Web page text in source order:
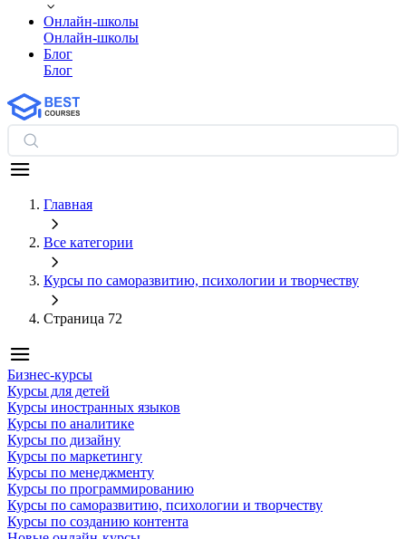
Онлайн-школы
Онлайн-школы
Блог
Блог
Главная
Все категории
Курсы по саморазвитию, психологии и творчеству
Страница 72
Бизнес-курсы
Курсы для детей
Курсы иностранных языков
Курсы по аналитике
Курсы по дизайну
Курсы по маркетингу
Курсы по менеджменту
Курсы по программированию
Курсы по саморазвитию, психологии и творчеству
Курсы по созданию контента